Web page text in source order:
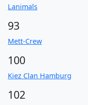
Lanimals
93
Mett-Crew
100
Kiez Clan Hamburg
102